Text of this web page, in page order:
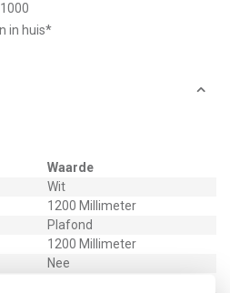
in huis*
Waarde
Wit
1200 Millimeter
Plafond
1200 Millimeter
Nee